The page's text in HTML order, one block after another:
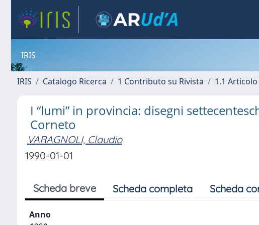
IRIS
IRIS Catalogo Ricerca 1 Contributo su Rivista 1.1
I “lumi” in provincia: disegni
Corneto
VARAGNOLI, Claudio
1990-01-01
Scheda breve Scheda completa Scheda
Anno